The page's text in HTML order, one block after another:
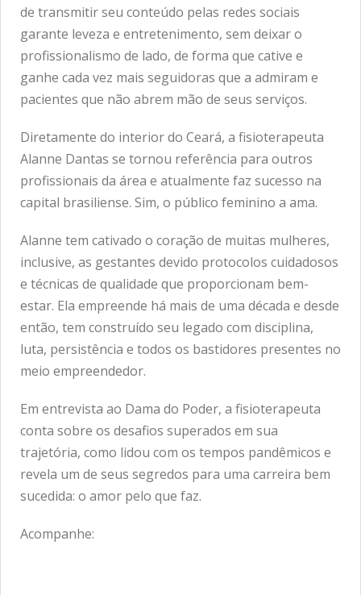
de transmitir seu conteúdo pelas redes sociais
garante leveza e entretenimento, sem deixar o
profissionalismo de lado, de forma que cative e
ganhe cada vez mais seguidoras que a admiram e
pacientes que não abrem mão de seus serviços.
Diretamente do interior do Ceará, a fisioterapeuta
Alanne Dantas se tornou referência para outros
profissionais da área e atualmente faz sucesso na
capital brasiliense. Sim, o público feminino a ama.
Alanne tem cativado o coração de muitas mulheres,
inclusive, as gestantes devido protocolos cuidadosos
e técnicas de qualidade que proporcionam bem-
estar. Ela empreende há mais de uma década e desde
então, tem construído seu legado com disciplina,
luta, persistência e todos os bastidores presentes no
meio empreendedor.
Em entrevista ao Dama do Poder, a fisioterapeuta
conta sobre os desafios superados em sua
trajetória, como lidou com os tempos pandêmicos e
revela um de seus segredos para uma carreira bem
sucedida: o amor pelo que faz.
Acompanhe: